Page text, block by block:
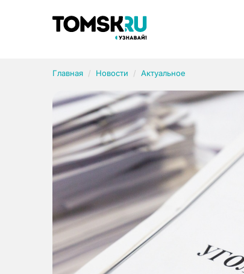
Главная Новости Актуальное
Рубрики